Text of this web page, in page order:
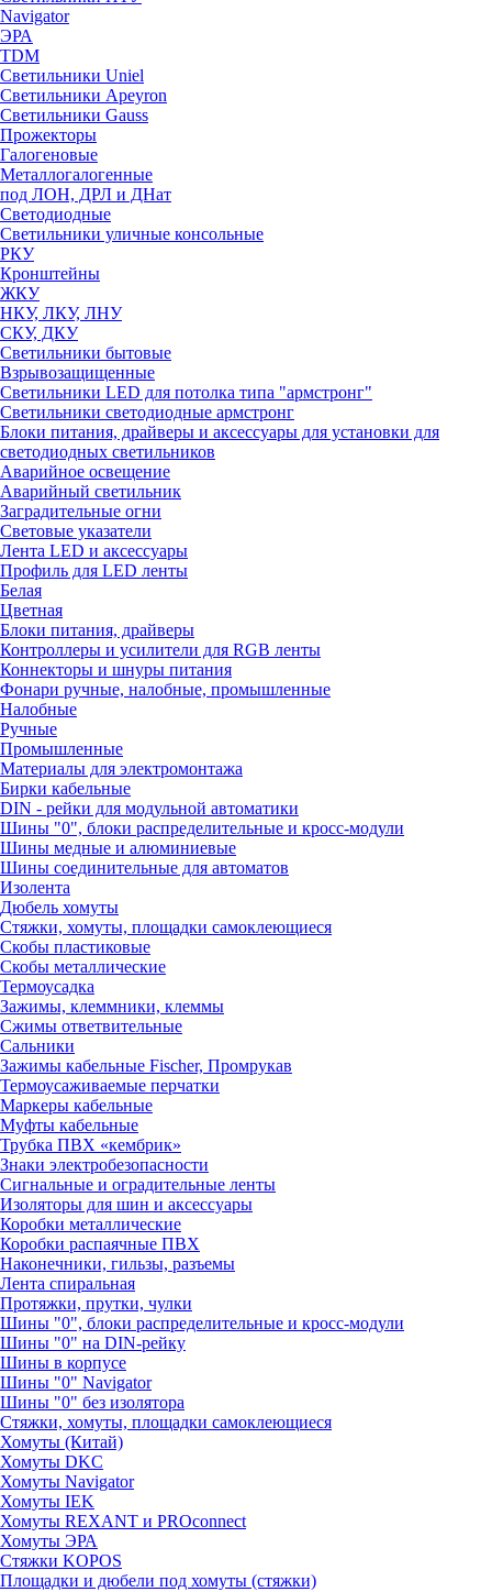
Navigator
ЭРА
TDM
Светильники Uniel
Светильники Apeyron
Светильники Gauss
Прожекторы
Галогеновые
Металлогалогенные
под ЛОН, ДРЛ и ДНат
Светодиодные
Светильники уличные консольные
РКУ
Кронштейны
ЖКУ
НКУ, ЛКУ, ЛНУ
СКУ, ДКУ
Светильники бытовые
Взрывозащищенные
Светильники LED для потолка типа "армстронг"
Светильники светодиодные армстронг
Блоки питания, драйверы и аксессуары для установки для
светодиодных светильников
Аварийное освещение
Аварийный светильник
Заградительные огни
Световые указатели
Лента LED и аксессуары
Профиль для LED ленты
Белая
Цветная
Блоки питания, драйверы
Контроллеры и усилители для RGB ленты
Коннекторы и шнуры питания
Фонари ручные, налобные, промышленные
Налобные
Ручные
Промышленные
Материалы для электромонтажа
Бирки кабельные
DIN - рейки для модульной автоматики
Шины "0", блоки распределительные и кросс-модули
Шины медные и алюминиевые
Шины соединительные для автоматов
Изолента
Дюбель хомуты
Стяжки, хомуты, площадки самоклеющиеся
Скобы пластиковые
Скобы металлические
Термоусадка
Зажимы, клеммники, клеммы
Сжимы ответвительные
Сальники
Зажимы кабельные Fischer, Промрукав
Термоусаживаемые перчатки
Маркеры кабельные
Муфты кабельные
Трубка ПВХ «кембрик»
Знаки электробезопасности
Сигнальные и оградительные ленты
Изоляторы для шин и аксессуары
Коробки металлические
Коробки распаячные ПВХ
Наконечники, гильзы, разъемы
Лента спиральная
Протяжки, прутки, чулки
Шины "0", блоки распределительные и кросс-модули
Шины "0" на DIN-рейку
Шины в корпусе
Шины "0" Navigator
Шины "0" без изолятора
Стяжки, хомуты, площадки самоклеющиеся
Хомуты (Китай)
Хомуты DKC
Хомуты Navigator
Хомуты IEK
Хомуты REXANT и PROconnect
Хомуты ЭРА
Стяжки KOPOS
Площадки и дюбели под хомуты (стяжки)